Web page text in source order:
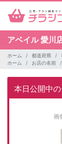
アベイル愛川
ホーム 都道府県
ホーム
お店の名前
本日公開中
画